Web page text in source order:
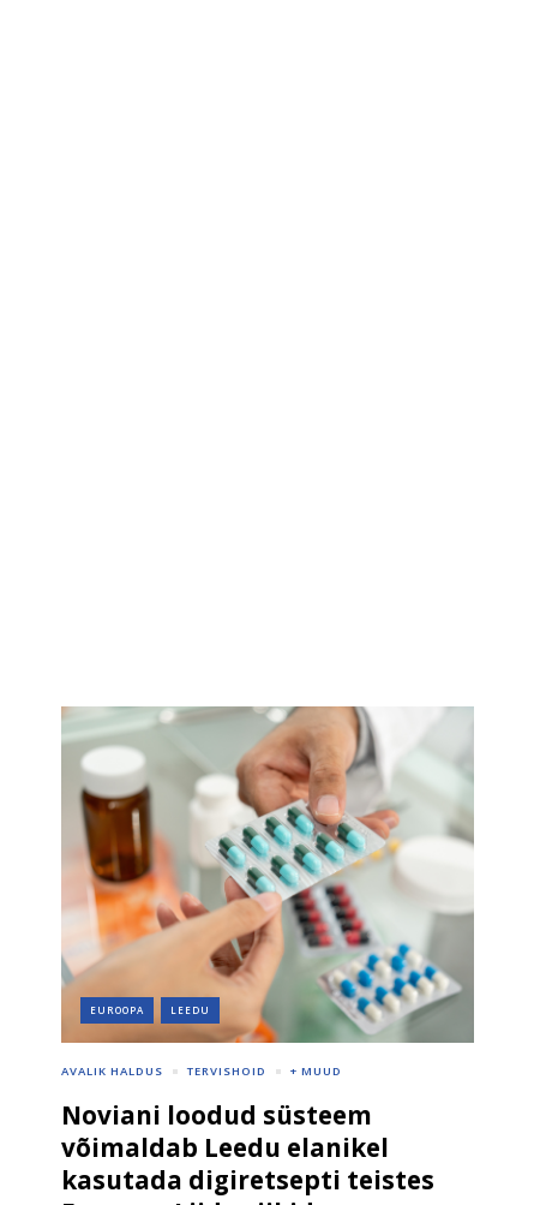
EUROOPA LEEDU
AVALIK HALDUS TERVISHOID + MUUD
Noviani loodud süsteem
võimaldab Leedu elanikel
kasutada digiretsepti teistes